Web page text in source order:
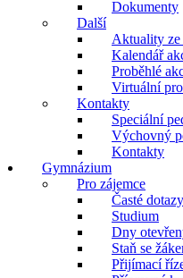
Dokumenty
Další
Aktuality ze
Kalendář
Proběhlé
Virtuální
Kontakty
Speciální
Výchovný
Kontakty
Gymnázium
Pro zájemce
Časté dotazy
Studium
Dny
Staň se
Přijímací